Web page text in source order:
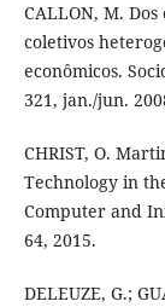
CALLON, M.
coletivos
econômicos.
321, jan./jun.
CHRIST, O.
Technology in
Computer and
64, 2015.
DELEUZE, G.;